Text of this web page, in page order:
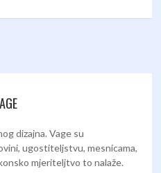
dizajna. Vage su
ugostiteljstvu, mesnicama,
mjeriteljtvo to nalaže.